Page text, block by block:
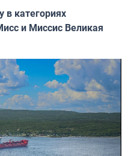
в категориях
и Миссис Великая